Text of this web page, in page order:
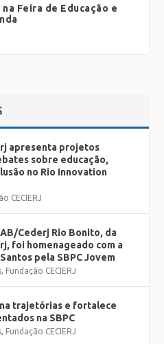
Feira de Educação e
apresenta projetos
sobre educação,
no Rio Innovation
CECIERJ
Cederj Rio Bonito, da
foi homenageado com a
pela SBPC Jovem
, Fundação CECIERJ
trajetórias e fortalece
na SBPC
, Fundação CECIERJ